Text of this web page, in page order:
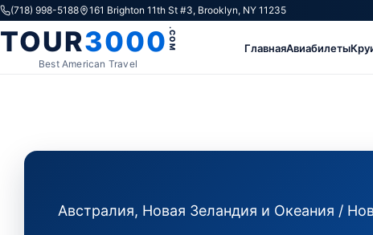
Skip to content
(718) 998-5188 161 Brighton 11th St #3, Brooklyn, NY 11235
TOUR3000.COM
Best American Travel
ГлавнаяАвиабилеты
Австралия, Новая Зеландия и Океания /